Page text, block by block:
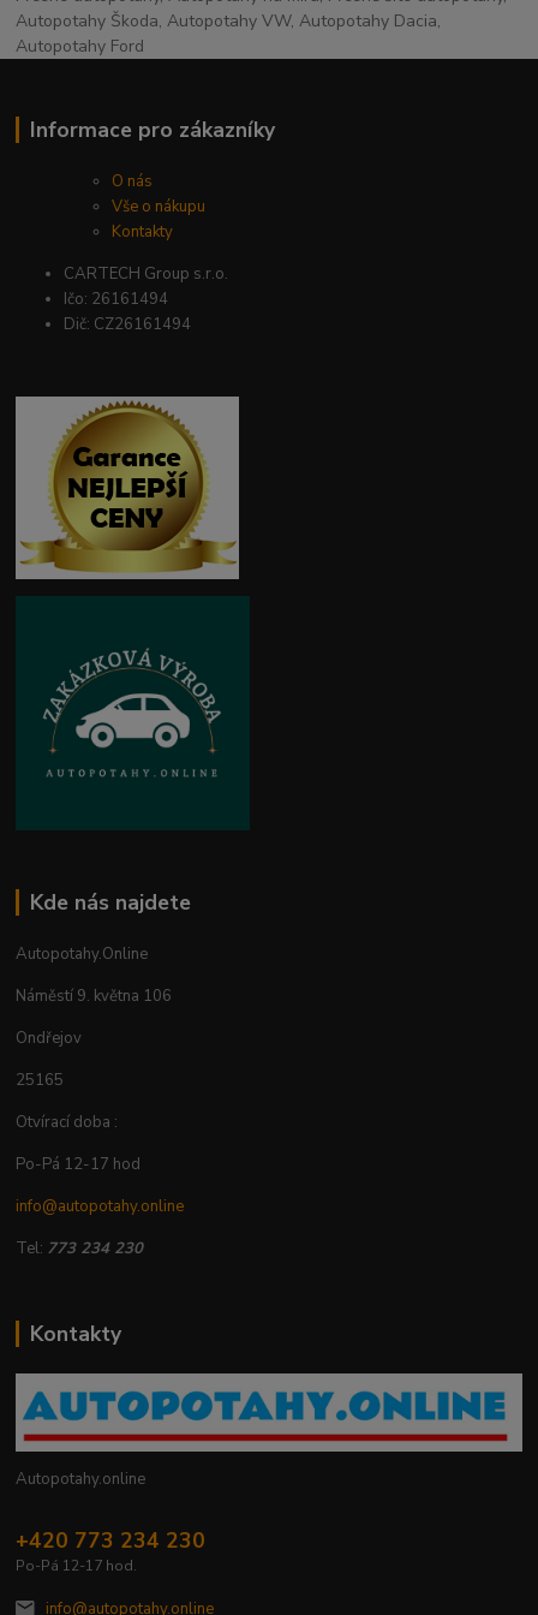
Autopotahy Škoda, Autopotahy VW, Autopotahy Dacia,
Autopotahy Ford
Informace pro zákazníky
O nás
Vše o nákupu
Kontakty
CARTECH Group s.r.o.
Ičo: 26161494
Dič: CZ26161494
Kde nás najdete
Autopotahy.Online
Náměstí 9. května 106
Ondřejov
25165
Otvírací doba :
Po-Pá 12-17 hod
info@autopotahy.online
Tel: 773 234 230
Kontakty
Autopotahy.online
+420 773 234 230
Po-Pá 12-17 hod.
info@autopotahy.online